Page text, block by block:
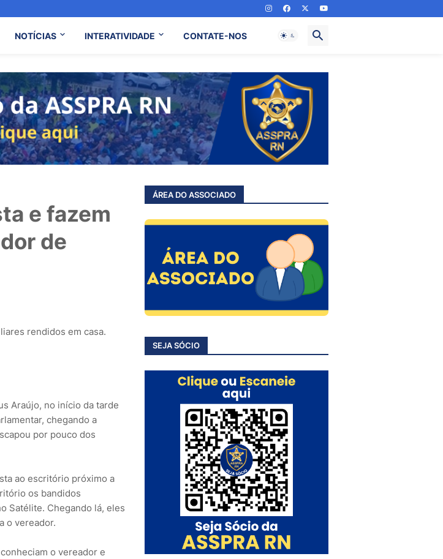
NOTÍCIAS INTERATIVIDADE CONTATE-NOS
e fazem
de
rendidos em casa.
Araújo, no início da tarde
chegando a
por pouco dos
ao escritório próximo a
os bandidos
Satélite. Chegando lá, eles
o vereador.
o vereador e
ÁREA DO ASSOCIADO
SEJA SÓCIO